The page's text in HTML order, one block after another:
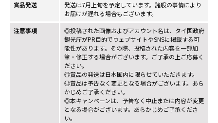
賞品発送
発送は7月上旬を予定しています。諸般の事情により
お届けが遅れる場合もございます。
注意事項
◎投稿された画像およびアカウント名は、タイ国政府
観光庁がPR目的でウェブサイトやSNSに掲載する可
能性があります。その際、投稿された内容を一部加
筆・修正する場合がございます。ご了承の上ご応募く
ださい。
◎賞品の発送は日本国内に限らせていただきます。
◎賞品は予告なく変更となる場合がございます。あら
かじめご了承ください。
◎本キャンペーンは、予告なく中止または内容が変更
となる場合がございます。あらかじめご了承くださ
い。